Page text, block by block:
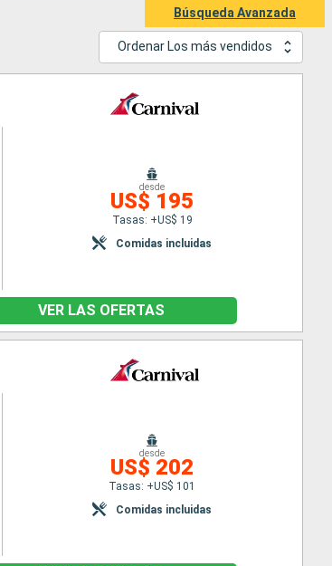
Búsqueda Avanzada
Ordenar Los más vendidos
desde
US$ 195
Tasas: +US$ 19
Comidas incluidas
VER LAS OFERTAS
desde
US$ 202
Tasas: +US$ 101
Comidas incluidas